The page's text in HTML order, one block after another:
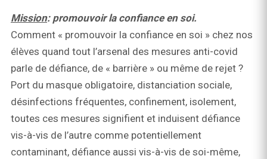
Mission: promouvoir la confiance en soi.
Comment « promouvoir la confiance en soi » chez nos
élèves quand tout l’arsenal des mesures anti-covid
parle de défiance, de « barrière » ou même de rejet ?
Port du masque obligatoire, distanciation sociale,
désinfections fréquentes, confinement, isolement,
toutes ces mesures signifient et induisent défiance
vis-à-vis de l’autre comme potentiellement
contaminant, défiance aussi vis-à-vis de soi-même,